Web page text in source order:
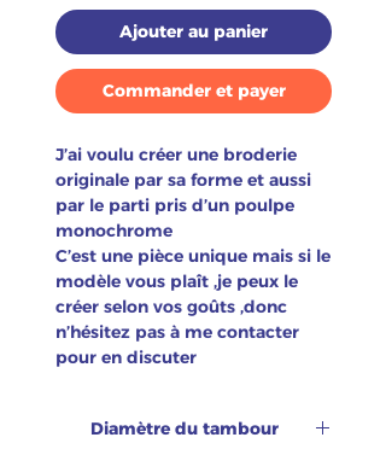
Ajouter au panier
Commander et payer
J’ai voulu créer une broderie
originale par sa forme et aussi
par le parti pris d’un poulpe
monochrome
C’est une pièce unique mais si le
modèle vous plaît ,je peux le
créer selon vos goûts ,donc
n’hésitez pas à me contacter
pour en discuter
Diamètre du tambour